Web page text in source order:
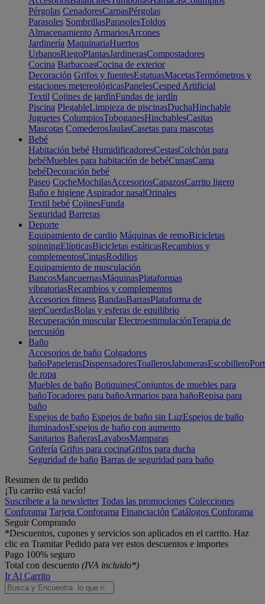
Pérgolas CenadoresCarpasPérgolas
Parasoles SombrillasParasolesToldos
Almacenamiento ArmariosArcones
Jardinería MaquinariaHuertos
UrbanosRiegoPlantasJardinerasCompostadores
Cocina BarbacoasCocina de exterior
Decoración Grifos y fuentesEstatuasMacetasTermómetros y
estaciones metereológicasPanelesCesped Artificial
Textil Cojines de jardínFundas de jardín
Piscina PlegableLimpieza de piscinasDuchaHinchable
Juguetes ColumpiosToboganesHinchablesCasitas
Mascotas ComederosJaulasCasetas para mascotas
Bebé
Habitación bebé HumidificadoresCestasColchón para
bebéMuebles para habitación de bebéCunasCama
bebéDecoración bebé
Paseo CocheMochilasAccesoriosCapazosCarrito ligero
Baño e higiene Aspirador nasalOrinales
Textil bebé CojinesFunda
Seguridad Barreras
Deporte
Equipamiento de cardio Máquinas de remoBicicletas
spinningElípticasBicicletas estáticasRecambios y
complementosCintasRodillos
Equipamiento de musculación
BancosMancuernasMáquinasPlataformas
vibratoriasRecambios y complementos
Accesorios fitness BandasBarrasPlataforma de
stepCuerdasBolas y esferas de equilibrio
Recuperación muscular ElectroestimulaciónTerapia de
percusión
Baño
Accesorios de baño Colgadores
bañoPapelerasDispensadoresToallerosJabonerasEscobillero
de ropa
Muebles de baño BotiquinesConjuntos de muebles para
bañoTocadores para bañoArmarios para bañoRepisa para
baño
Espejos de baño Espejos de baño sin LuzEspejos de baño
iluminadosEspejos de baño con aumento
Sanitarios BañerasLavabosMamparas
Grifería Grifos para cocinaGrifos para ducha
Seguridad de baño Barras de seguridad para baño
Resumen de tu pedido
¡Tu carrito está vacío!
Suscríbete a la newsletter Todas las promociones Colecciones
Conforama Tarjeta Conforama Financiación Catálogos Conforama
Seguir Comprando
*Descuentos, cupones y servicios son aplicados en el carrito. Haz
clic en Tramitar Pedido para ver estos descuentos e importes
Pago 100% seguro
Total con descuento (IVA incluido*)
Ir Al Carrito